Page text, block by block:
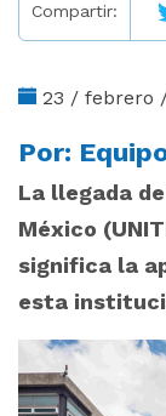
Compartir:
23 / febrero
Por:
La llegada
México
significa la
esta